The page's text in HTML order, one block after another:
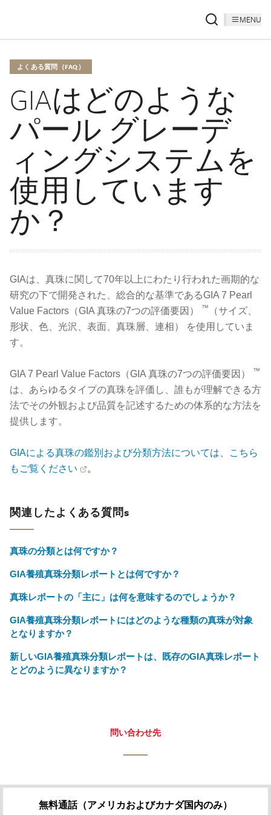
MENU
よくある質問（FAQ）
GIAはどのような
パール グレーデ
ィングシステムを
使用しています
か？
GIAは、真珠に関して70年以上にわたり行われた画期的な
研究の下で開発された、総合的な基準であるGIA 7 Pearl
Value Factors（GIA 真珠の7つの評価要因）
™
（サイズ、
形状、色、光沢、表面、真珠層、連相） を使用していま
す。
GIA 7 Pearl Value Factors（GIA 真珠の7つの評価要因） ™
は、あらゆるタイプの真珠を評価し、誰もが理解できる方
法でその外観および品質を記述するための体系的な方法を
提供します。
GIAによる真珠の鑑別および分類方法については、こちら
もご覧ください
。
関連したよくある質問s
真珠の分類とは何ですか？
GIA養殖真珠分類レポートとは何ですか？
真珠レポートの「主に」は何を意味するのでしょうか？
GIA養殖真珠分類レポートにはどのような種類の真珠が対象
となりますか？
新しいGIA養殖真珠分類レポートは、既存のGIA真珠レポート
とどのように異なりますか？
問い合わせ先
無料通話（アメリカおよびカナダ国内のみ）